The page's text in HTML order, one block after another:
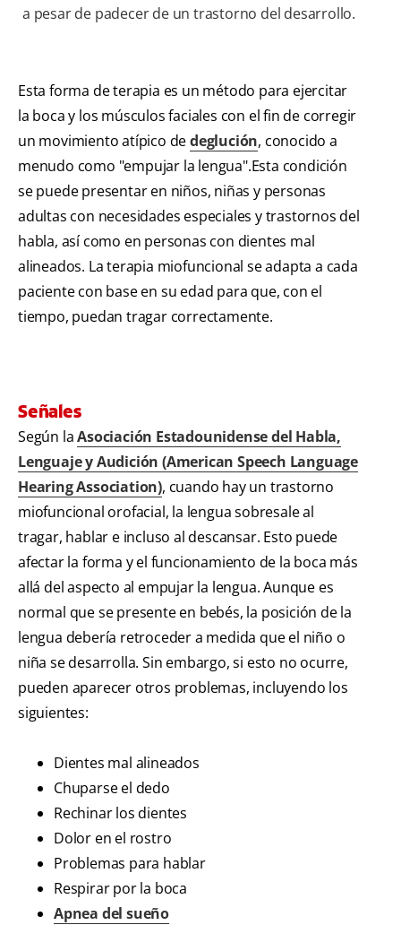
a pesar de padecer de un trastorno del desarrollo.
Esta forma de terapia es un método para ejercitar
la boca y los músculos faciales con el fin de corregir
un movimiento atípico dedeglución, conocido a
menudo como "empujar la lengua".Esta condición
se puede presentar en niños, niñas y personas
adultas con necesidades especiales y trastornos del
habla, así como en personas con dientes mal
alineados. La terapia miofuncional se adapta a cada
paciente con base en su edad para que, con el
tiempo, puedan tragar correctamente.
Señales
Según laAsociación Estadounidense del Habla,
Lenguaje y Audición (American Speech Language
Hearing Association), cuando hay un trastorno
miofuncional orofacial, la lengua sobresale al
tragar, hablar e incluso al descansar. Esto puede
afectar la forma y el funcionamiento de la boca más
allá del aspecto al empujar la lengua. Aunque es
normal que se presente en bebés, la posición de la
lengua debería retroceder a medida que el niño o
niña se desarrolla. Sin embargo, si esto no ocurre,
pueden aparecer otros problemas, incluyendo los
siguientes:
Dientes mal alineados
Chuparse el dedo
Rechinar los dientes
Dolor en el rostro
Problemas para hablar
Respirar por la boca
Apnea del sueño